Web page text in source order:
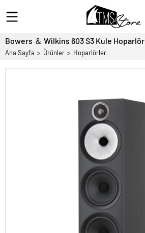
Bowers ＆ Wilkins 603 S3 Kule Hoparlör
Ana Sayfa Ürünler Hoparlörler